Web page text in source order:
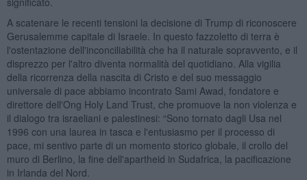
A scatenare le recenti tensioni la decisione di Trump di riconoscere
Gerusalemme capitale di Israele. In questo fazzoletto di terra è
l'ostentazione dell'inconciliabilità che ha il naturale sopravvento, e il
disprezzo per l'altro diventa normalità del quotidiano. Alla vigilia
della ricorrenza della nascita di Cristo e del suo messaggio
universale di pace abbiamo incontrato Sami Awad, fondatore e
direttore dell'Ong Holy Land Trust, che promuove la non violenza e
il dialogo tra israeliani e palestinesi: “Sono tornato dagli Usa nel
1996 con una laurea in tasca e l'entusiasmo per il processo di
pace, mi sentivo parte di un momento storico globale, il crollo del
muro di Berlino, la fine dell'apartheid in Sudafrica, la pacificazione
in Irlanda del Nord.